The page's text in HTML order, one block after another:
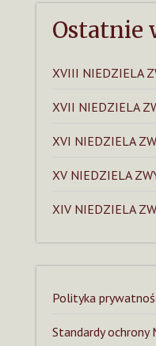
Ostatnie
XVIII NIEDZIELA
XVII NIEDZIELA
XVI NIEDZIELA
XV NIEDZIELA
XIV NIEDZIELA
Polityka
Standardy ochrony